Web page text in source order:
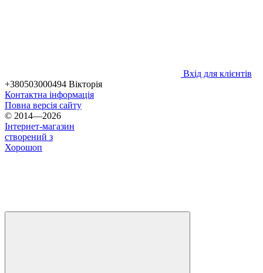
Вхід для клієнтів
+380503000494 Вікторія
Контактна інформація
Повна версія сайту
© 2014—2026
Інтернет-магазин
створений з
Хорошоп